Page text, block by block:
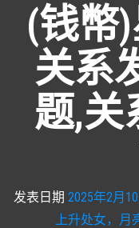
(钱幣
关系
题,关
发表日期 2025年2月10
上升处女，月